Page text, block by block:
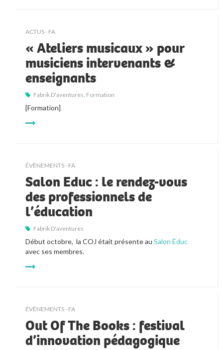
ACTUS - FA
« Ateliers musicaux » pour
musiciens intervenants &
enseignants
Fabrik D'aventures Formation
[Formation]
ÉVÈNEMENTS - FA
Salon Educ : le rendez-vous
des professionnels de
l’éducation
Fabrik D'aventures
Début octobre, la COJ était présente auSalon Éduc
avec ses membres.
ÉVÈNEMENTS - FA
Out Of The Books : festival
d’innovation pédagogique